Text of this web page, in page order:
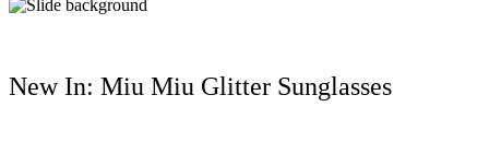
New In: Miu Miu Glitter Sunglasses